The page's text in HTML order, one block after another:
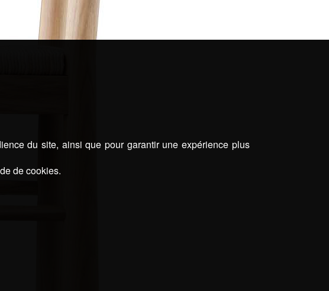
du site, ainsi que pour garantir une expérience plus
de cookies.